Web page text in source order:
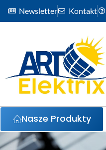
Newsletter Kontakt
Nasze Produkty